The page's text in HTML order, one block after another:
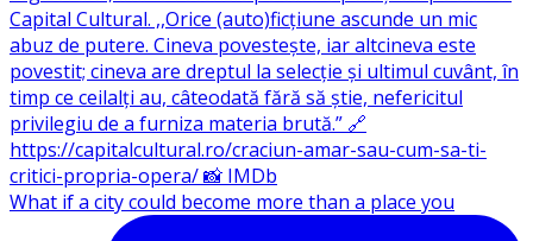
What if a city could become more than a place you